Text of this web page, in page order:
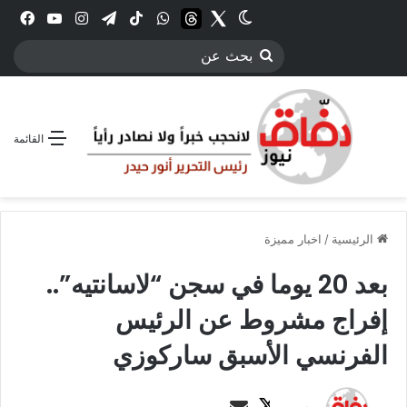
انستقرامتيلقرام‫TikTokواتسابthreadsTwitter
الوضع المظلم
بحث
القائمة
الرئيسية / اخبار مميزة
بعد 20 يوما في سجن “لاسانتيه”..
إفراج مشروط عن الرئيس
الفرنسي الأسبق ساركوزي